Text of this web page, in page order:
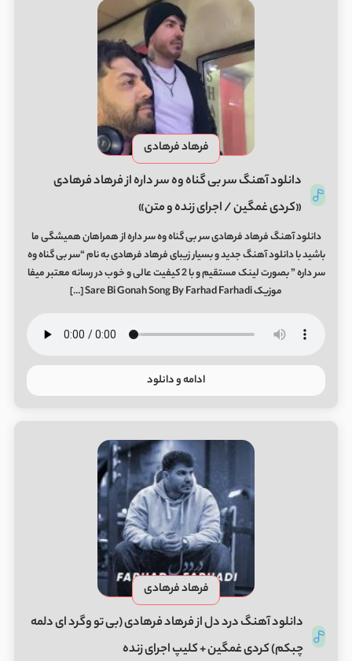
فرهاد فرهادی
دانلود آهنگ سر بی گناه وه سر داره از فرهاد فرهادی
«کردی غمگین / اجرای زنده و متن»
دانلود آهنگ فرهاد فرهادی سر بی گناه وه سر داره از همراهان همیشگی ما
باشید با دانلود آهنگ جدید و بسیار زیبای فرهاد فرهادی به نام “سر بی گناه وه
سر داره ” بصورت لینک مستقیم و با 2 کیفیت عالی و خوب در رسانه معتبر میفا
موزیک Sare Bi Gonah Song By Farhad Farhadi […]
ادامه و دانلود
فرهاد فرهادی
دانلود آهنگ درد دل از فرهاد فرهادی (بی تو وگرد ای دلمه
چبکم) کردی غمگین + کلیپ اجرای زنده